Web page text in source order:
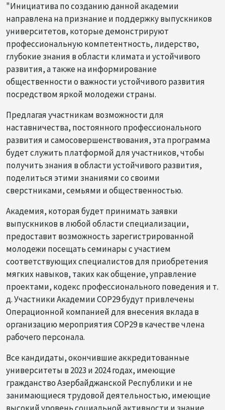
"Инициатива по созданию данной академии
направлена на признание и поддержку выпускников
университетов, которые демонстрируют
профессиональную компетентность, лидерство,
глубокие знания в области климата и устойчивого
развития, а также на информирование
общественности о важности устойчивого развития
посредством яркой молодежи страны.
Предлагая участникам возможности для
наставничества, постоянного профессионального
развития и самосовершенствования, эта программа
будет служить платформой для участников, чтобы
получить знания в области устойчивого развития,
поделиться этими знаниями со своими
сверстниками, семьями и общественностью.
Академия, которая будет принимать заявки
выпускников в любой области специализации,
предоставит возможность зарегистрированной
молодежи посещать семинары с участием
соответствующих специалистов для приобретения
мягких навыков, таких как общение, управление
проектами, кодекс профессионального поведения и т.
д. Участники Академии COP29 будут привлечены
Операционной компанией для внесения вклада в
организацию мероприятия COP29 в качестве члена
рабочего персонала.
Все кандидаты, окончившие аккредитованные
университеты в 2023 и 2024 годах, имеющие
гражданство Азербайджанской Республики и не
занимающиеся трудовой деятельностью, имеющие